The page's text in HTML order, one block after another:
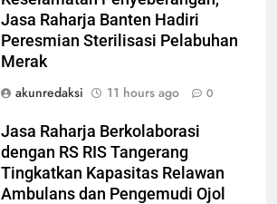
Jasa Raharja Banten Hadiri
Peresmian Sterilisasi Pelabuhan
Merak
akunredaksi
11 hours ago 0
Jasa Raharja Berkolaborasi
dengan RS RIS Tangerang
Tingkatkan Kapasitas Relawan
Ambulans dan Pengemudi Ojol